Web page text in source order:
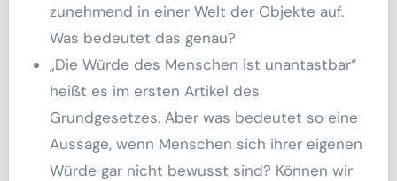
zunehmend in einer Welt der Objekte auf.
Was bedeutet das genau?
„Die Würde des Menschen ist unantastbar“
heißt es im ersten Artikel des
Grundgesetzes. Aber was bedeutet so eine
Aussage, wenn Menschen sich ihrer eigenen
Würde gar nicht bewusst sind? Können wir